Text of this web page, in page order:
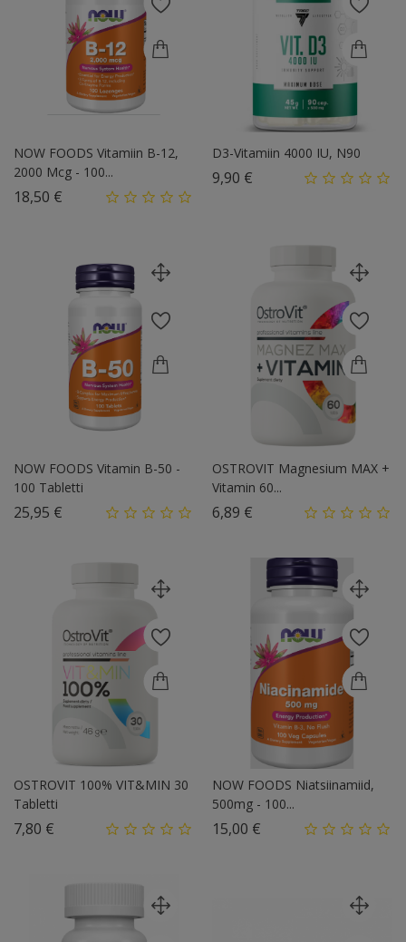
NOW FOODS Vitamiin B-12,
2000 Mcg - 100...
18,50 €
D3-Vitamiin 4000 IU, N90
9,90 €
NOW FOODS Vitamin B-50 -
100 Tabletti
25,95 €
OSTROVIT Magnesium MAX +
Vitamin 60...
6,89 €
OSTROVIT 100% VIT&MIN 30
Tabletti
7,80 €
NOW FOODS Niatsiinamiid,
500mg - 100...
15,00 €